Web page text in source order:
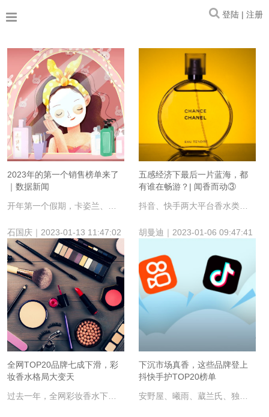
登陆 | 注册
2023年的第一个销售榜单来了
｜数据新闻
石国庆｜2023-01-13 11:47:02
五感经济下最后一片蓝海，都
有谁在畅游？| 闻香而动③
胡曼迪｜2023-01-06 09:47:41
全网TOP20品牌七成下滑，彩
妆香水格局大变天
下沉市场真香，这些品牌登上
抖快手护TOP20榜单